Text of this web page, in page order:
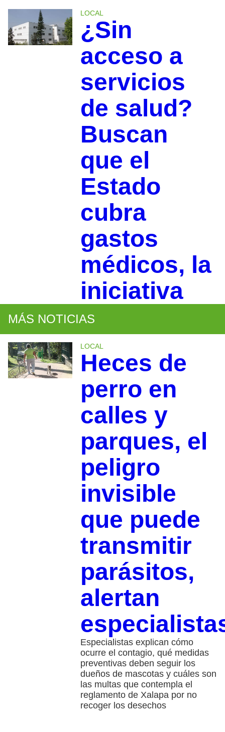
LOCAL
¿Sin
acceso a
servicios
de salud?
Buscan
que el
Estado
cubra
gastos
médicos, la
iniciativa
MÁS NOTICIAS
LOCAL
Heces de
perro en
calles y
parques, el
peligro
invisible
que puede
transmitir
parásitos,
alertan
Especialistas explican cómo
ocurre el contagio, qué medidas
preventivas deben seguir los
dueños de mascotas y cuáles son
las multas que contempla el
reglamento de Xalapa por no
recoger los desechos